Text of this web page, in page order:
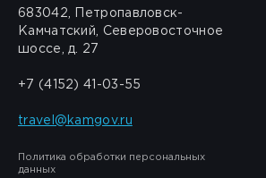
683042, Петропавловск-
Камчатский, Северовосточное
шоссе, д. 27
+7 (4152) 41-03-55
travel@kamgov.ru
Политика обработки персональных
данных